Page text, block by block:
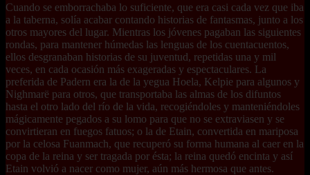
Cuando se emborrachaba lo suficiente, que era casi cada vez que iba
a la taberna, solía acabar contando historias de fantasmas, junto a los
otros mayores del lugar. Mientras los jóvenes pagaban las siguientes
rondas, para mantener húmedas las lenguas de los cuentacuentos,
ellos desgranaban historias de su juventud, repetidas una y mil
veces, en cada ocasión más exageradas y espectaculares. La
preferida de Padern era la de la yegua Hoela, Kelpie para algunos y
Nighmarë para otros, que transportaba las almas de los difuntos
hasta el otro lado del río de la vida, recogiéndoles y manteniéndoles
mágicamente pegados a su lomo para que no se extraviasen y se
convirtieran en fuegos fatuos; o la de Etain, convertida en mariposa
por la celosa Fuanmach, que recuperó su forma humana al caer en la
copa de la reina y ser tragada por ésta; la reina quedó encinta y así
Etain volvió a nacer como mujer, aún más hermosa que antes.